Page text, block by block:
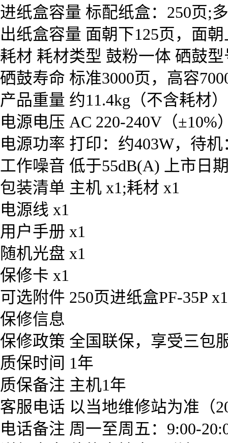
进纸盒容量 标配纸盒：250页;
出纸盒容量 面朝下125页，面朝
耗材 耗材类型 鼓粉一体 硒鼓型
硒鼓寿命 标准3000页，高容
产品重量 约11.4kg（不含耗材
电源电压 AC 220-240V（±10%
电源功率 打印：约403W，待
工作噪音 低于55dB(A) 上市日
包装清单 主机 x1;耗材 x1
电源线 x1
用户手册 x1
随机光盘 x1
保修卡 x1
可选附件 250页进纸盒PF-35P x1
保修信息
保修政策 全国联保，享受三包
质保时间 1年
质保备注 主机1年
客服电话 以当地维修站为准（
电话备注 周一至周五：9:00-